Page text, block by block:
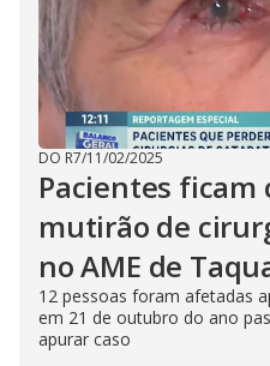
DO R7/11/02/2025
Pacientes ficam
mutirão de
no AME de
12 pessoas foram afetadas
em 21 de outubro do ano
apurar caso